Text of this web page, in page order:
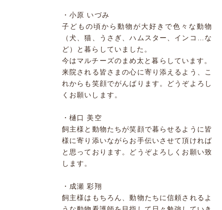
・小原 いづみ
子どもの頃から動物が大好きで色々な動物
（犬、猫、うさぎ、ハムスター、インコ…な
ど）と暮らしていました。
今はマルチーズのまめ太と暮らしています。
来院される皆さまの心に寄り添えるよう、こ
れからも笑顔でがんばります。どうぞよろし
くお願いします。
・樋口 美空
飼主様と動物たちが笑顔で暮らせるように皆
様に寄り添いながらお手伝いさせて頂ければ
と思っております。どうぞよろしくお願い致
します。
・成瀬 彩翔
飼主様はもちろん、動物たちに信頼されるよ